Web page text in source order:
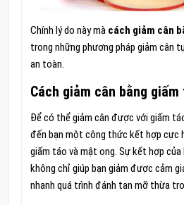
Chính lý do này mà cách giảm cân
trong những phương pháp giảm cân
an toàn.
Cách giảm cân bằng
Để có thể giảm cân được với giấm
đến bạn một công thức kết hợp cực
giấm táo và mật ong. Sự kết hợp của
không chỉ giúp bạn giảm được cảm
nhanh quá trình đánh tan mỡ thừa